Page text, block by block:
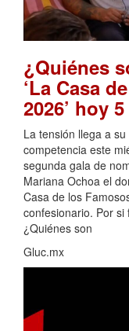
¿Quiénes
‘La Casa
2026’ hoy
La tensión llega a
competencia este
segunda gala de
Mariana Ochoa el
Casa de los
confesionario. Por
¿Quiénes son
Gluc.mx